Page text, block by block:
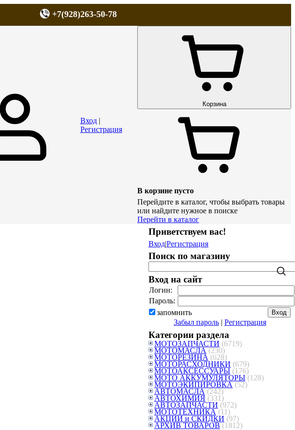
+7(928)263-50-78
ДОСТАВКА
Вход|
Регистрация
Корзина
В корзине пусто
Перейдите в каталог, чтобы выбрать товары
или найдите нужное в поиске
Перейти в каталог
Приветствуем вас!
Вход|Регистрация
Поиск по магазину
Вход на сайт
Логин:
Пароль:
запомнить
Забыл пароль| Регистрация
Категории раздела
МОТОЗАПЧАСТИ (6719)
МОТОМАСЛА (230)
МОТОРЕЗИНА (628)
МОТОРАСХОДНИКИ (679)
МОТОАКСЕССУАРЫ (176)
МОТО АККУМУЛЯТОРЫ (128)
МОТОЭКИПИРОВКА (52)
АВТОМАСЛА (242)
АВТОХИМИЯ (331)
АВТОЗАПЧАСТИ (972)
МОТОТЕХНИКА (11)
АКЦИИ и СКИДКИ (97)
АРХИВ ТОВАРОВ (1812)